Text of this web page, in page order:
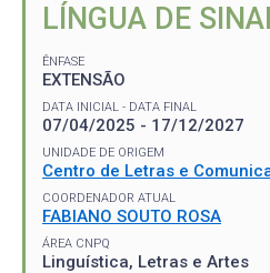
LÍNGUA DE
ÊNFASE
EXTENSÃO
DATA INICIAL - DATA FINAL
07/04/2025 - 17/12/2027
UNIDADE DE ORIGEM
Centro de Letras e
COORDENADOR ATUAL
FABIANO SOUTO ROSA
ÁREA CNPQ
Linguística, Letras e Artes